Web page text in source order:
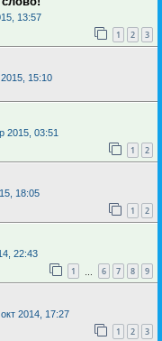
13:57
1 2 3
15:10
2015, 03:51
1 2
18:05
1 2
22:43
1 6 7 8 9
2014, 17:27
1 2 3